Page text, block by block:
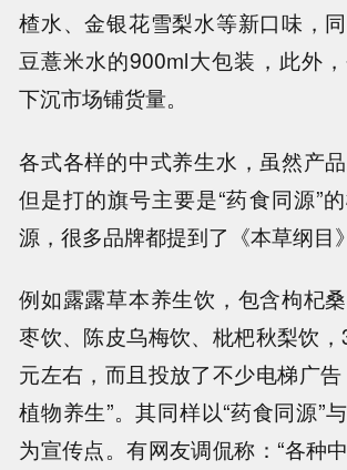
楂水、金银花雪梨水等新口味，
豆薏米水的900ml大包装，此外
下沉市场铺货量。
各式各样的中式养生水，虽然产
但是打的旗号主要是“药食同源”
源，很多品牌都提到了《本草纲目
例如露露草本养生饮，包含枸杞
枣饮、陈皮乌梅饮、枇杷秋梨饮
元左右，而且投放了不少电梯广告
植物养生”。其同样以“药食同源”
为宣传点。有网友调侃称：“各种